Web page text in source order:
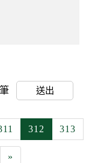
送出
312 313
»